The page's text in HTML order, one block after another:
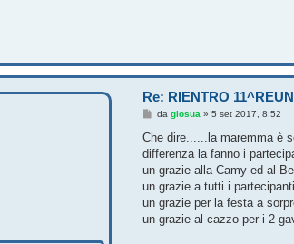
Re: RIENTRO
M
s
a
g
i
o
dagiosua »5 set 2017, 8:52
Che dire......la maremma è
differenza la fanno i
un grazie alla Camy ed al
un grazie a tutti i
un grazie per la festa a
un grazie al cazzo per i 2